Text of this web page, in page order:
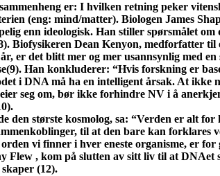
er: I hvilken retning peker
(eng: mind/matter). Biologen James
enn ideologisk. Han stiller spørsmålet om
Biofysikeren Dean Kenyon, medforfatter
er det blitt mer og mer usannsynlig med
Han konkluderer: “Hvis forskning er
i DNA må ha en intelligent årsak. At ikke
seg om, bør ikke forhindre NV i å
den største kosmolog, sa: “Verden er alt
til at den bare kan forklares
vi finner i hver eneste organisme, er for
Flew , kom på slutten av sitt liv til at DNAet
(12).